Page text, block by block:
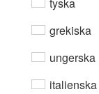
tyska
grekiska
ungerska
italienska